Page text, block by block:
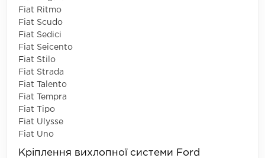
Fiat Ritmo
Fiat Scudo
Fiat Sedici
Fiat Seicento
Fiat Stilo
Fiat Strada
Fiat Talento
Fiat Tempra
Fiat Tipo
Fiat Ulysse
Fiat Uno
Кріплення вихлопної системи Ford